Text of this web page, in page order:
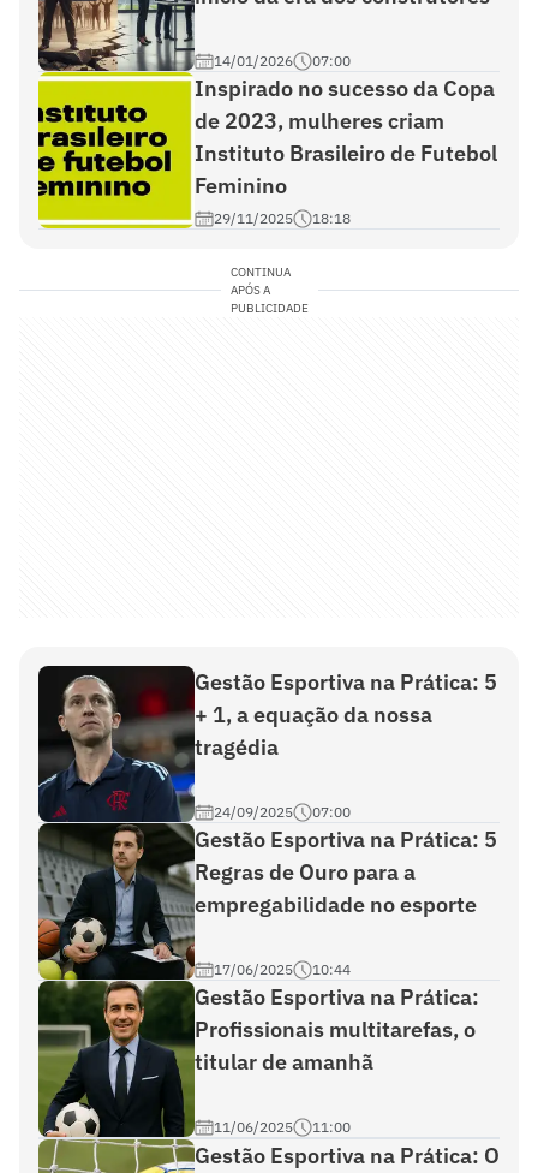
14/01/2026 07:00
Inspirado no sucesso da Copa
de 2023, mulheres criam
Instituto Brasileiro de Futebol
Feminino
29/11/2025 18:18
CONTINUA
APÓS A
PUBLICIDADE
Gestão Esportiva na Prática: 5
+ 1, a equação da nossa
tragédia
24/09/2025 07:00
Gestão Esportiva na Prática: 5
Regras de Ouro para a
empregabilidade no esporte
17/06/2025 10:44
Gestão Esportiva na Prática:
Profissionais multitarefas, o
titular de amanhã
11/06/2025 11:00
Gestão Esportiva na Prática: O